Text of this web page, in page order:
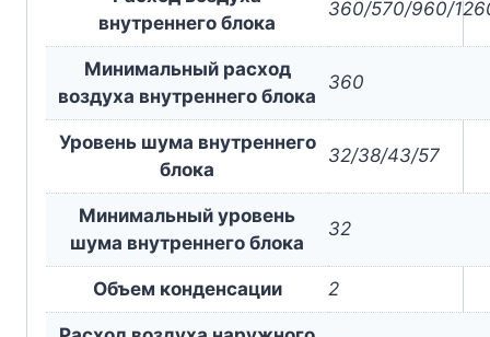
внутреннего блока
360/570/960/
Минимальный расход
воздуха внутреннего блока
360
Уровень шума внутреннего
блока
32/38/43/57
Минимальный уровень
шума внутреннего блока
32
Объем конденсации 2